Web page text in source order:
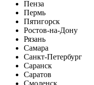
Пенза
Пермь
Пятигорск
Ростов-на-Дону
Рязань
Самара
Санкт-Петербург
Саранск
Саратов